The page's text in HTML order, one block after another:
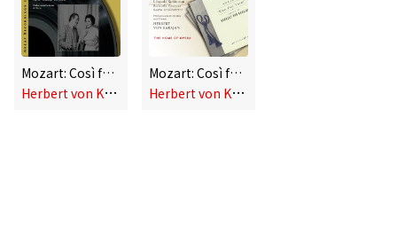
Mozart: Così fan tutte
H
erbert von Karajan
Mozart: Così fan tutte
H
erbert von Karajan